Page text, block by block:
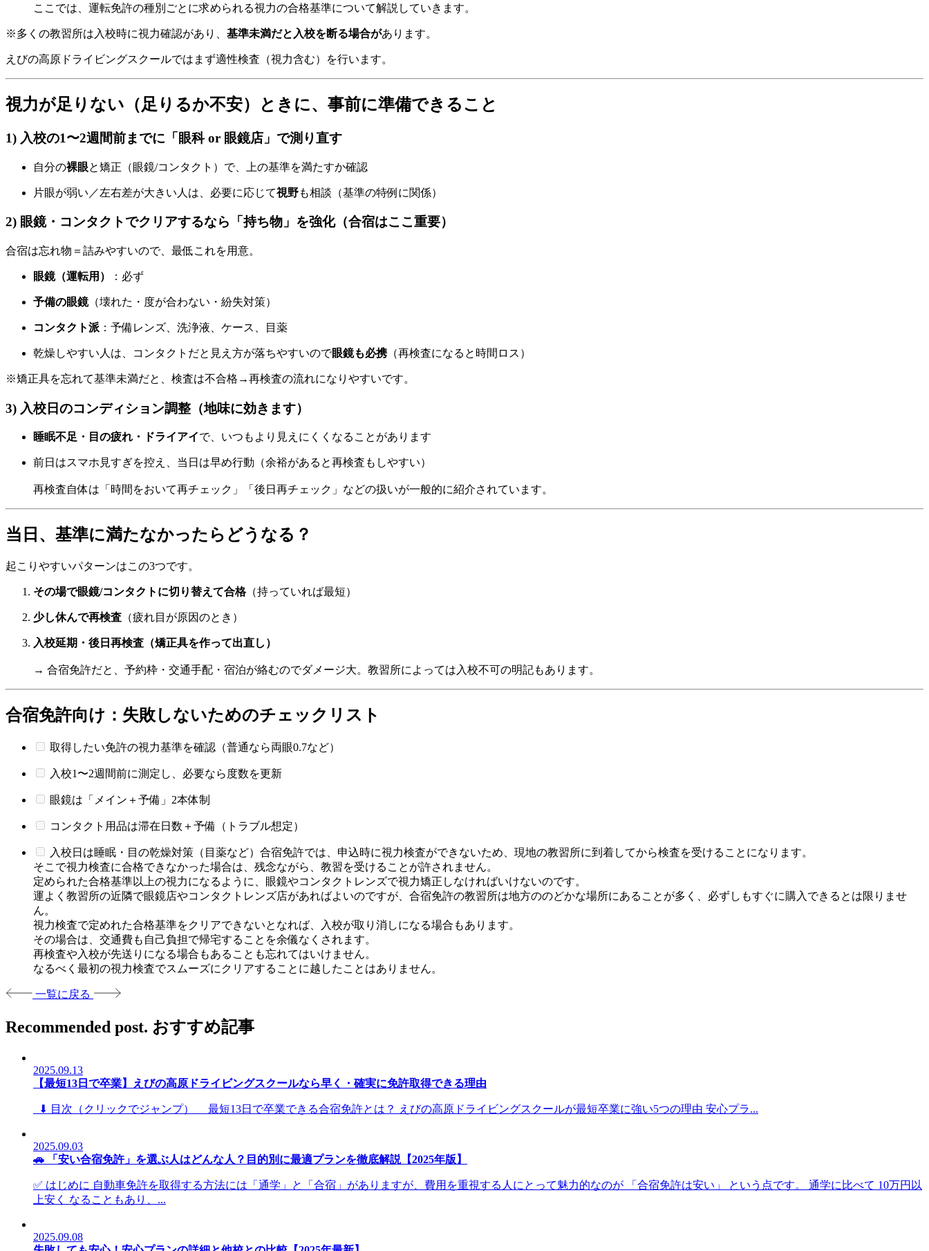
ここでは、運転免許の種別ごとに求められる視力の合格基準について解説していきます。
※多くの教習所は入校時に視力確認があり、 基準未満だと入校を断る場合があります。
えびの高原ドライビングスクールではまず適性検査（視力含む）を行います。
視力が足りない（足りるか不安）ときに、事前に準備できること
1) 入校の1〜2週間前までに「眼科 or 眼鏡店」で測り直す
自分の裸眼と矯正（眼鏡/コンタクト）で、上の基準を満たすか確認
片眼が弱い／左右差が大きい人は、必要に応じて視野も相談（基準の特例に関係）
2) 眼鏡・コンタクトでクリアするなら「持ち物」を強化（合宿はここ重要）
合宿は忘れ物＝詰みやすいので、最低これを用意。
眼鏡（運転用） ：必ず
予備の眼鏡（壊れた・度が合わない・紛失対策）
コンタクト派 ：予備レンズ、洗浄液、ケース、目薬
乾燥しやすい人は、コンタクトだと見え方が落ちやすいので眼鏡も必携（再検査になると時間ロス）
※矯正具を忘れて基準未満だと、検査は不合格→再検査の流れになりやすいです。
3) 入校日のコンディション調整（地味に効きます）
睡眠不足・目の疲れ・ドライアイで、いつもより見えにくくなることがあります
前日はスマホ見すぎを控え、当日は早め行動（余裕があると再検査もしやすい）
再検査自体は「時間をおいて再チェック」「後日再チェック」などの扱いが一般的に紹介されています。
当日、基準に満たなかったらどうなる？
起こりやすいパターンはこの3つです。
その場で眼鏡/コンタクトに切り替えて合格（持っていれば最短）
少し休んで再検査 （疲れ目が原因のとき）
入校延期・後日再検査（矯正具を作って出直し）
→ 合宿免許だと、予約枠・交通手配・宿泊が絡むのでダメージ大。教習所によっては入校不可の明記もあります。
合宿免許向け：失敗しないためのチェックリスト
取得したい免許の視力基準を確認（普通なら両眼0.7など）
入校1〜2週間前に測定し、必要なら度数を更新
眼鏡は「メイン＋予備」2本体制
コンタクト用品は滞在日数＋予備（トラブル想定）
入校日は睡眠・目の乾燥対策（目薬など）合宿免許では、申込時に視力検査ができないため、現地の教習所に到着してから検査を受けることになります。
そこで視力検査に合格できなかった場合は、残念ながら、教習を受けることが許されません。
定められた合格基準以上の視力になるように、眼鏡やコンタクトレンズで視力矯正しなければいけないのです。
運よく教習所の近隣で眼鏡店やコンタクトレンズ店があればよいのですが、合宿免許の教習所は地方ののどかな場所にあることが多く、必ずしもすぐに購入できるとは限りませ
ん。
視力検査で定めれた合格基準をクリアできないとなれば、入校が取り消しになる場合もあります。
その場合は、交通費も自己負担で帰宅することを余儀なくされます。
再検査や入校が先送りになる場合もあることも忘れてはいけません。
なるべく最初の視力検査でスムーズにクリアすることに越したことはありません。
一覧に戻る
Recommended post. おすすめ記事
2025.09.13
【最短13日で卒業】えびの高原ドライビングスクールなら早く・確実に免許取得できる理由
⬇ 目次（クリックでジャンプ） 最短13日で卒業できる合宿免許とは？ えびの高原ドライビングスクールが最短卒業に強い5つの理由 安心プラ...
2025.09.03
🚗 「安い合宿免許」を選ぶ人はどんな人？目的別に最適プランを徹底解説【2025年版】
✅ はじめに 自動車免許を取得する方法には「通学」と「合宿」がありますが、費用を重視する人にとって魅力的なのが 「合宿免許は安い」 という点です。 通学に比べて 10万円以
上安く なることもあり、...
2025.09.08